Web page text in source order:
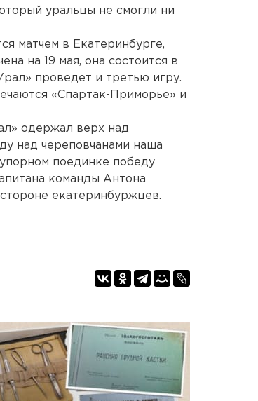
уральцы не смогли ни
матчем в Екатеринбурге,
на 19 мая, она состоится в
проведет и третью игру.
«Спартак-Приморье» и
одержал верх над
над череповчанами наша
поединке победу
команды Антона
стороне екатеринбуржцев.